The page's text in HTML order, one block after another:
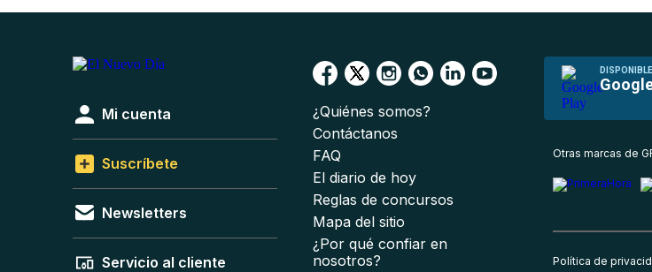
Mi cuenta
Suscríbete
Newsletters
Servicio al cliente
¿Quiénes somos?
Contáctanos
FAQ
El diario de hoy
Reglas de concursos
Mapa del sitio
¿Por qué confiar en
nosotros?
Otras marcas de
Política de